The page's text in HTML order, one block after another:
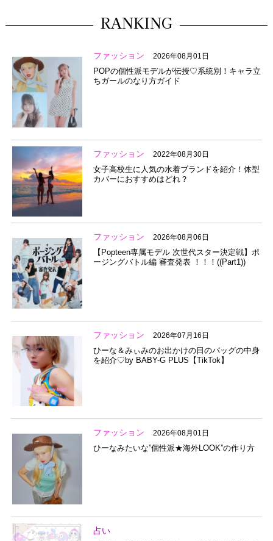
RANKING
ファッション 2026年08月01日
POPの個性派モデルが伝授♡系統別！キャラ立
ちガールのなり方ガイド
ファッション 2022年08月30日
女子高校生に人気の水着ブランドを紹介！体型
カバーにおすすめはどれ？
ファッション 2026年08月06日
【Popteen専属モデル 次世代スター決定戦】ポ
ージングバトル編 審査発表 ！！！((Part1))
ファッション 2026年07月16日
ひーな＆みぃみのお出かけの日のバッグの中身
を紹介♡by BABY-G PLUS【TikTok】
ファッション 2026年08月01日
ひーなみたいな”個性派★海外LOOK”の作り方
占い